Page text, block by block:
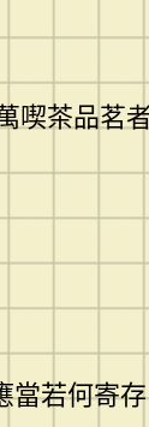
茶品茗
若何寄